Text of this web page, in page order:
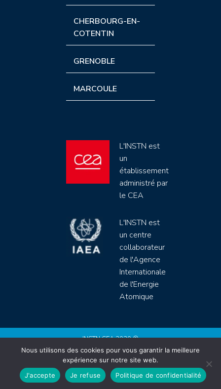
CHERBOURG-EN-
COTENTIN
GRENOBLE
MARCOULE
L'INSTN est
un
établissement
administré par
le CEA
L'INSTN est
un centre
collaborateur
de l'Agence
Internationale
de l'Energie
Atomique
INSTN CEA 2020 ©
Politique de protection de données (rgpd)
Règlement intérieur
Mentions légales
Site by Youdemus
Nous utilisons des cookies pour vous garantir la meilleure
expérience sur notre site web.
J'accepte
Je refuse Politique de confidentialité